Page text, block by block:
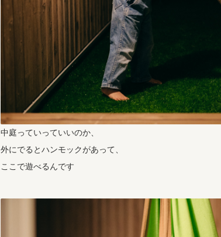
中庭っていっていいのか、
外にでるとハンモックがあって、
ここで遊べるんです